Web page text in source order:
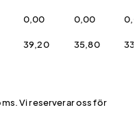
0,00 0,00
39,20 35,80
Vi reserverar oss för